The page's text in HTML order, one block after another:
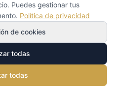
1 capa. Mesa → 2 capas.
10–20 € → mixto. >20 € → 2
No → 1 capa.
Puedes gestionar tus
Política de privacidad
de cookies
todas
todas